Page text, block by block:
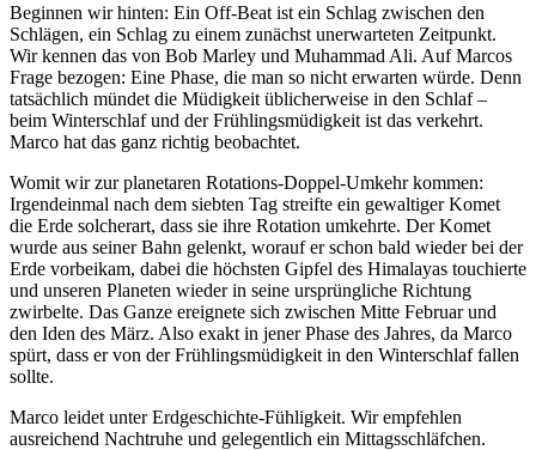
Beginnen wir hinten: Ein Off-Beat ist ein Schlag zwischen den
Schlägen, ein Schlag zu einem zunächst unerwarteten Zeitpunkt.
Wir kennen das von Bob Marley und Muhammad Ali. Auf Marcos
Frage bezogen: Eine Phase, die man so nicht erwarten würde. Denn
tatsächlich mündet die Müdigkeit üblicherweise in den Schlaf –
beim Winterschlaf und der Frühlingsmüdigkeit ist das verkehrt.
Marco hat das ganz richtig beobachtet.
Womit wir zur planetaren Rotations-Doppel-Umkehr kommen:
Irgendeinmal nach dem siebten Tag streifte ein gewaltiger Komet
die Erde solcherart, dass sie ihre Rotation umkehrte. Der Komet
wurde aus seiner Bahn gelenkt, worauf er schon bald wieder bei der
Erde vorbeikam, dabei die höchsten Gipfel des Himalayas touchierte
und unseren Planeten wieder in seine ursprüngliche Richtung
zwirbelte. Das Ganze ereignete sich zwischen Mitte Februar und
den Iden des März. Also exakt in jener Phase des Jahres, da Marco
spürt, dass er von der Frühlingsmüdig­keit in den Winterschlaf fallen
sollte.
Marco leidet unter Erdgeschichte-Fühligkeit. Wir empfehlen
ausreichend Nacht­ruhe und gelegentlich ein Mittagsschläfchen.